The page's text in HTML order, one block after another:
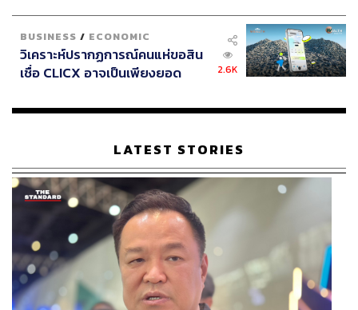
BUSINESS / ECONOMIC
วิเคราะห์ปรากฏการณ์คนแห่ขอสิน
เชื่อ CLICX อาจเป็นเพียงยอด
เรือนไทยที่ถูกซุกไว้
2.6K
LATEST STORIES